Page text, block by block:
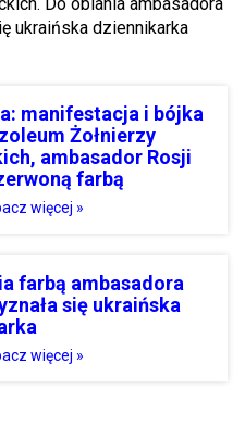
ukraińska dziennikarka
manifestacja i bójka
Żołnierzy
ambasador Rosji
farbą
więcej »
farbą ambasadora
się ukraińska
więcej »